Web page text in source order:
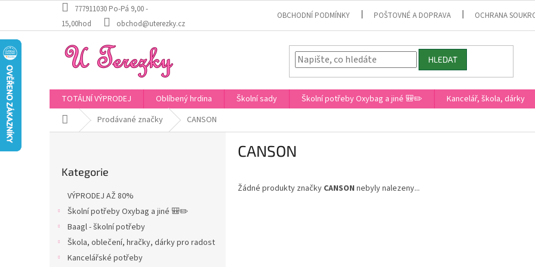
obsah
777911030 Po-Pá 9,00 -
15,00hod
obchod@uterezky.cz
OBCHODNÍ PODMÍNKY POŠTOVNÉ A DOPRAVA OCHRANA
HLEDAT
TOTÁLNÍ VÝPRODEJ Oblíbený hrdina Školní sady Školní potřeby Oxybag a jiné 🎒✏️ Kancelář, škola, dárky
Domů Prodávané značky CANSON
kategorie
Kategorie
VÝPRODEJ AŽ 80%
Školní potřeby Oxybag a jiné 🎒✏️
Baagl - školní potřeby
Škola, oblečení, hračky, dárky pro radost
Kancelářské potřeby
CANSON
Žádné produkty značky CANSON nebyly nalezeny...